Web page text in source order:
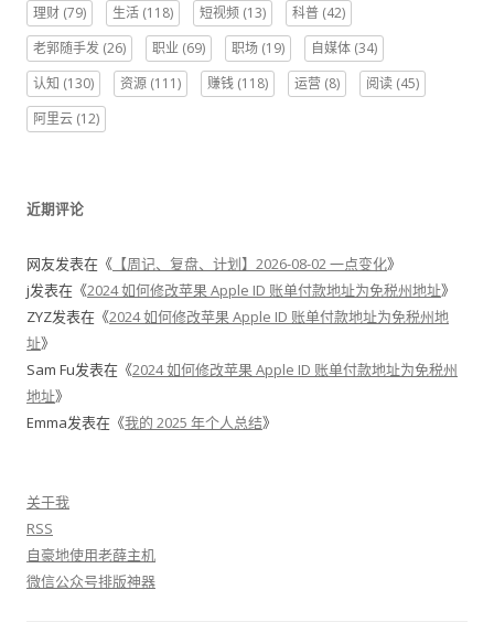
理财 (79) 生活 (118) 短视频 (13) 科普 (42)
老郭随手发 (26) 职业 (69) 职场 (19) 自媒体 (34)
认知 (130) 资源 (111) 赚钱 (118) 运营 (8) 阅读 (45)
阿里云 (12)
近期评论
网友发表在《 【周记、复盘、计划】2026-08-02 一点变化》
j发表在《2024 如何修改苹果 Apple ID 账单付款地址为免税州地址》
ZYZ发表在《2024 如何修改苹果 Apple ID 账单付款地址为免税州地
址》
Sam Fu发表在《2024 如何修改苹果 Apple ID 账单付款地址为免税州
地址》
Emma发表在《我的 2025 年个人总结》
关于我
RSS
自豪地使用老薛主机
微信公众号排版神器